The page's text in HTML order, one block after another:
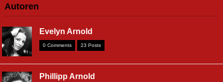
Autoren
Evelyn Arnold
0 Comments 23 Posts
Phillipp Arnold